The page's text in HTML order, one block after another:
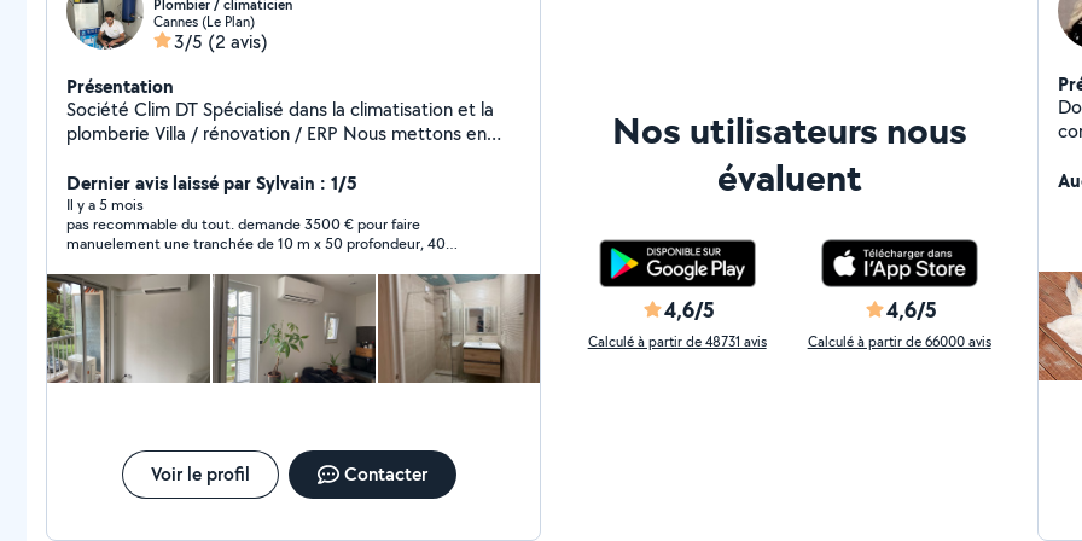
Plombier / climaticien
Cannes (Le Plan)
3/5 (2 avis)
Présentation
Société Clim DT Spécialisé dans la climatisation et la
plomberie Villa / rénovation / ERP Nous mettons en
spécifique Clim DT peut aussi répondre à vos travaux
Tout corps d'État
Dernier avis laissé par Sylvain : 1/5
Il y a 5 mois
pas recommable du tout. demande 3500 € pour faire
manuelement une tranchée de 10 m x 50 profondeur, 40
Voir le profil Contacter
Nos utilisateurs nous
évaluent
4,6/5
Calculé à partir de 48731 avis
4,6/5
Calculé à partir de 66000 avis